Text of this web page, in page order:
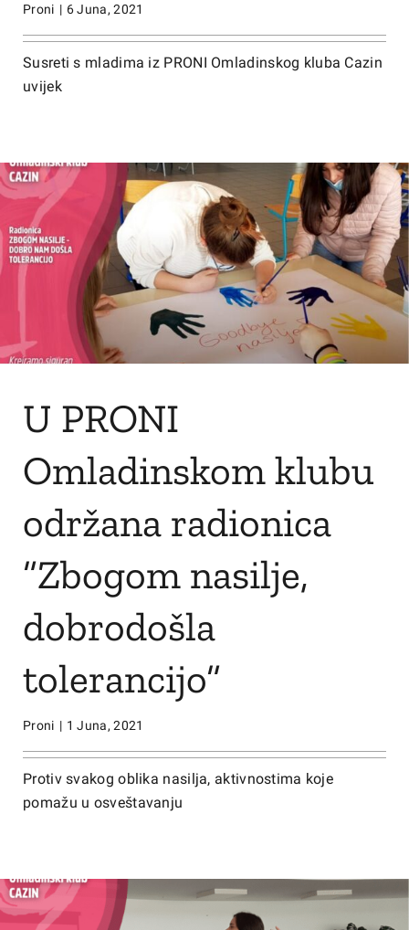
Proni | 6 Juna, 2021
Susreti s mladima iz PRONI Omladinskog kluba Cazin
uvijek
U PRONI
Omladinskom klubu
održana radionica
”Zbogom nasilje,
dobrodošla
tolerancijo”
Proni | 1 Juna, 2021
Protiv svakog oblika nasilja, aktivnostima koje
pomažu u osveštavanju